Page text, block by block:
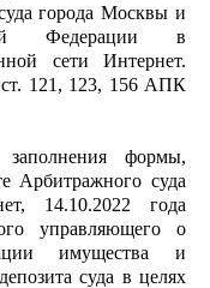
города Москвы и
Федерации в
сети Интернет.
ст. 121, 123, 156 АПК
формы,
Арбитражного суда
14.10.2022 года
управляющего о
имущества и
суда в целях